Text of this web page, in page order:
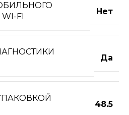
FI
Нет
Да
48.5